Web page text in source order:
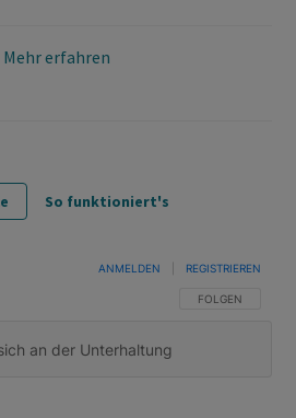
Mehr erfahren
So funktioniert's
FOLGE DIESER
FOLGEN
ANMELDEN REGISTRIEREN